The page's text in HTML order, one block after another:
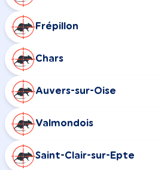
Frépillon
Chars
Auvers-sur-Oise
Valmondois
Saint-Clair-sur-Epte